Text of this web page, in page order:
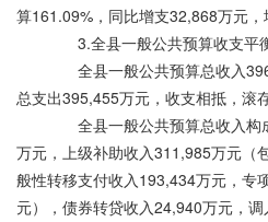
算161.09%，同比增支32,868万元，
3.全县一般公共预算收支平
全县一般公共预算总收入
总支出395,455万元，收支相抵，滚
全县一般公共预算总收入构
万元，上级补助收入311,985万元（
般性转移支付收入193,434万元，专
元），债券转贷收入24,940万元，